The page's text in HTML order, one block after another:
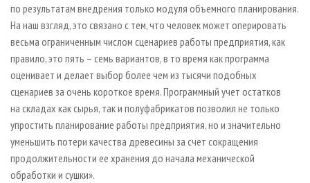
по результатам внедрения только модуля объемного планирования.
На наш взгляд, это связано с тем, что человек может оперировать
весьма ограниченным числом сценариев работы предприятия, как
правило, это пять – семь вариантов, в то время как программа
оценивает и делает выбор более чем из тысячи подобных
сценариев за очень короткое время. Программный учет остатков
на складах как сырья, так и полуфабрикатов позволил не только
упростить планирование работы предприятия, но и значительно
уменьшить потери качества древесины за счет сокращения
продолжительности ее хранения до начала механической
обработки и сушки».